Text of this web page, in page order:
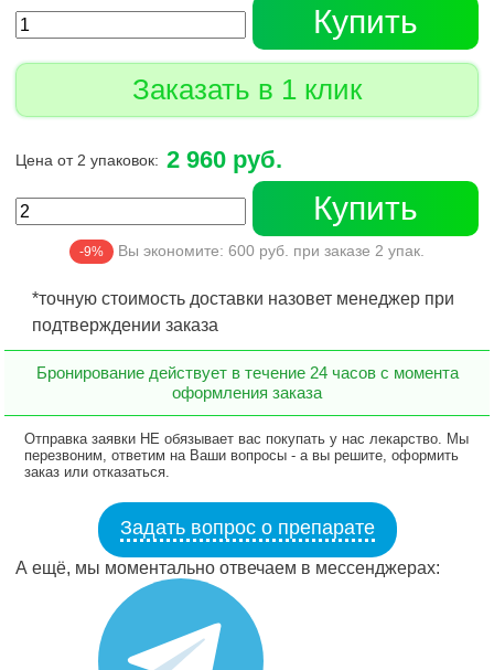
Купить
Заказать в 1 клик
Цена от 2 упаковок: 2 960 руб.
Купить
-9% Вы экономите: 600 руб. при заказе 2 упак.
*точную стоимость доставки назовет менеджер при
подтверждении заказа
Бронирование действует в течение 24 часов с момента
оформления заказа
Отправка заявки НЕ обязывает вас покупать у нас лекарство. Мы
перезвоним, ответим на Ваши вопросы - а вы решите, оформить
заказ или отказаться.
Задать вопрос о препарате
А ещё, мы моментально отвечаем в мессенджерах: